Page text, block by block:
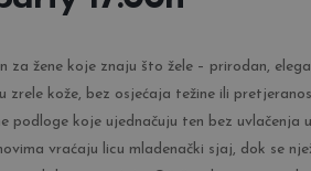
za žene koje znaju što žele – prirodan,
kože, bez osjećaja težine ili
podloge koje ujednačuju ten bez uvlačenja
vraćaju licu mladenački sjaj, dok se